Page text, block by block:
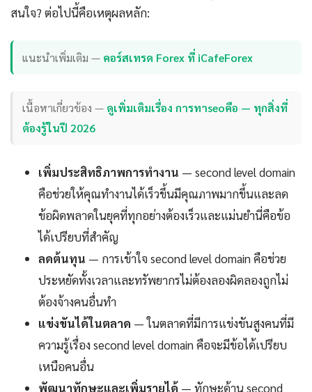
สนใจ? ต่อไปนี้คือเหตุผลหลัก:
แนะนำเพิ่มเติม — คอร์สเทรด Forex ที่ iCafeForex
เนื้อหาเกี่ยวข้อง — ดูเพิ่มเติมเรื่อง การทาseoคือ — ทุกสิ่งที่
ต้องรู้ในปี 2026
เพิ่มประสิทธิภาพการทำงาน — second level domain
คือช่วยให้คุณทำงานได้เร็วขึ้นมีคุณภาพมากขึ้นและลด
ข้อผิดพลาดในยุคที่ทุกอย่างต้องเร็วและแม่นยำนี่คือข้อ
ได้เปรียบที่สำคัญ
ลดต้นทุน — การเข้าใจ second level domain คือช่วย
ประหยัดทั้งเวลาและทรัพยากรไม่ต้องลองผิดลองถูกไม่
ต้องจ้างคนอื่นทำ
แข่งขันได้ในตลาด — ในตลาดที่มีการแข่งขันสูงคนที่มี
ความรู้เรื่อง second level domain คือจะมีข้อได้เปรียบ
เหนือคนอื่น
พัฒนาทักษะและเพิ่มรายได้ — ทักษะด้าน second